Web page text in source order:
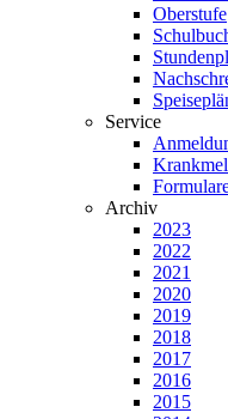
Oberstufe
Service
Archiv
2023
2022
2021
2020
2019
2018
2017
2016
2015